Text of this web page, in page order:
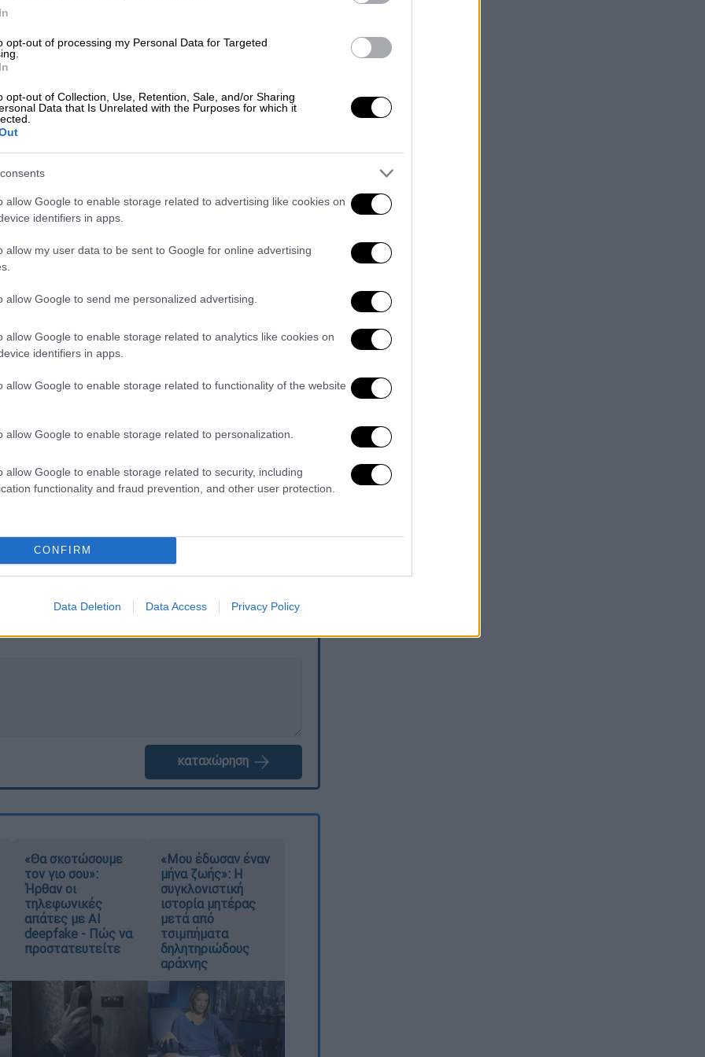
opt-out of processing my Personal Data for Targeted
opt-out of Collection, Use, Retention, Sale, and/or Sharing
Data that Is Unrelated with the Purposes for which it
allow Google to enable storage related to advertising like cookies on
identifiers in apps.
allow my user data to be sent to Google for online advertising
allow Google to send me personalized advertising.
allow Google to enable storage related to analytics like cookies on
identifiers in apps.
allow Google to enable storage related to functionality of the website
allow Google to enable storage related to personalization.
allow Google to enable storage related to security, including
functionality and fraud prevention, and other user protection.
CONFIRM
Data Deletion Data Access Privacy Policy
ιογενής λοίμωξη του
κυρίως μέσω των σταγονιδίων που
ή ακόμη και μιλά
βασικών μέτρων προστασίας παίζουν
διασποράς, σύμφωνα με τους ειδικούς.
μετάδοση
ΕΟΔΥ, οι
θεωρούνται το πιο «επικίνδυνο»
σε άλλους. Αν και τα συμπτώματα συνήθως
περιπτώσεις -όπως στον επίμονο
εβδομάδες ή και περισσότερο.
γρίπης που εμφανίζεται πιο επιθετικό
δύο πρώτες ημέρες μετά την εμφάνιση
γρίπης τύπου Α, που ανήκει στο
K», προκαλείιδιαίτερη
: όσοι εμφανίζουν πυρετό θα πρέπει να
τουλάχιστον 24 ώρες χωρίς πυρετό,
και να υπάρχει σαφής βελτίωση των
πυρετός, προτείνεται παραμονή
από την έναρξη της νόσου.
ΕΘΝΟΣ θα παρεμβαίνει και τα προσβλητικά σχόλια θα
καταχώρηση
«Θα σκοτώσουμε
τον γιο σου»:
Ήρθαν οι
τηλεφωνικές
απάτες με AI
deepfake - Πώς να
προστατευτείτε
«Μου έδωσαν έναν
μήνα ζωής»: Η
συγκλονιστική
ιστορία μητέρας
μετά από
τσιμπήματα
δηλητηριώδους
αράχνης